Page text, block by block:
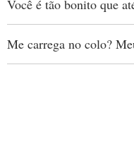
Você é tão bonito que
Me carrega no colo?